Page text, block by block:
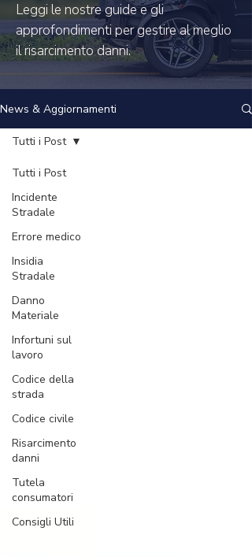
Leggi le nostre guide e gli
approfondimenti per gestire al meglio
il risarcimento danni.
News & Aggiornamenti
Tutti i Post
Incidente
Stradale
Errore medico
Insidia
Stradale
Danno
Materiale
Infortuni sul
lavoro
Codice della
strada
Codice civile
Risarcimento
danni
Tutela
consumatori
Consigli Utili
Tutti i Post